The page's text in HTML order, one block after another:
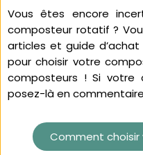
Vous êtes encore
composteur rotatif ?
articles et guide
pour choisir votre
composteurs ! Si votre
posez-là en
Comment choisir